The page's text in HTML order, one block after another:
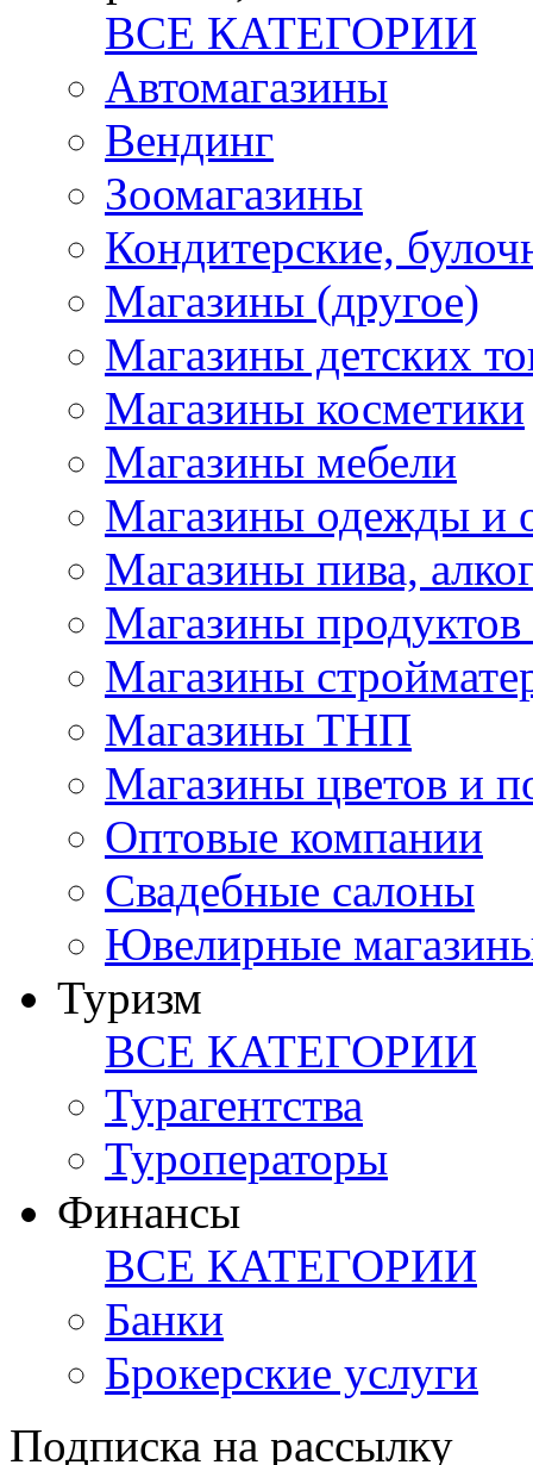
ВСЕ КАТЕГОРИИ
Автомагазины
Вендинг
Зоомагазины
Кондитерские,
Магазины (другое)
Магазины детских
Магазины косметики
Магазины мебели
Магазины одежды и
Магазины пива,
Магазины продуктов
Магазины
Магазины ТНП
Магазины цветов и
Оптовые компании
Свадебные салоны
Ювелирные
Туризм
ВСЕ КАТЕГОРИИ
Турагентства
Туроператоры
Финансы
ВСЕ КАТЕГОРИИ
Банки
Брокерские услуги
Подписка на рассылку